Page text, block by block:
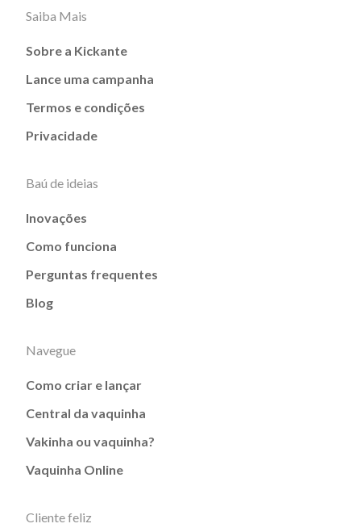
Saiba Mais
Sobre a Kickante
Lance uma campanha
Termos e condições
Privacidade
Baú de ideias
Inovações
Como funciona
Perguntas frequentes
Blog
Navegue
Como criar e lançar
Central da vaquinha
Vakinha ou vaquinha?
Vaquinha Online
Cliente feliz